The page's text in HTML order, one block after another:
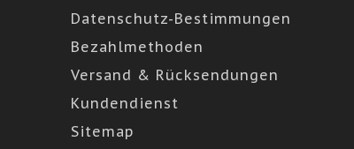
Datenschutz-Bestimmungen
Bezahlmethoden
Versand & Rücksendungen
Kundendienst
Sitemap